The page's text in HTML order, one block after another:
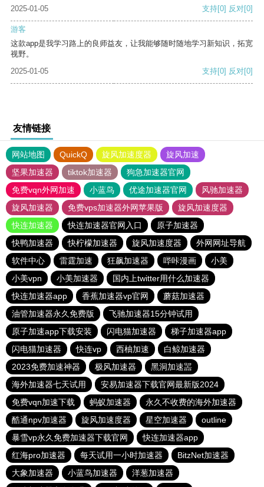
2025-01-05 支持[0] 反对[0]
游客
这款app是我学习路上的良师益友，让我能够随时随地学习新知识，拓宽
视野。
2025-01-05
支持[0] 反对[0]
友情链接
网站地图 QuickQ 旋风加速度器
旋风加速
坚果加速器
tiktok加速器
狗急加速器官网
免费vqn外网加速
小蓝鸟 优途加速器官网
风驰加速器
旋风加速器
免费vps加速器外网苹果版
旋风加速度器
快连加速器
快连加速器官网入口
原子加速器
快鸭加速器
快柠檬加速器 旋风加速度器
外网网址导航
软件中心
雷霆加速 狂飙加速器 哔咔漫画
小美
小美vpn
小美加速器
国内上twitter用什么加速器
快连加速器app
香蕉加速器vp官网
蘑菇加速器
油管加速器永久免费版
飞驰加速器15分钟试用
原子加速app下载安装
闪电猫加速器
梯子加速器app
闪电猫加速器
快连vp 西柚加速
白鲸加速器
2023免费加速神器
极风加速器
黑洞加速噐
海外加速器七天试用
安易加速器下载官网最新版2024
免费vqn加速下载
蚂蚁加速器
永久不收费的海外加速器
酷通npv加速器
旋风加速度器 星空加速器
outline
暴雪vp永久免费加速器下载官网
快连加速器app
红海pro加速器
每天试用一小时加速器
BitzNet加速器
大象加速器
小蓝鸟加速器
洋葱加速器